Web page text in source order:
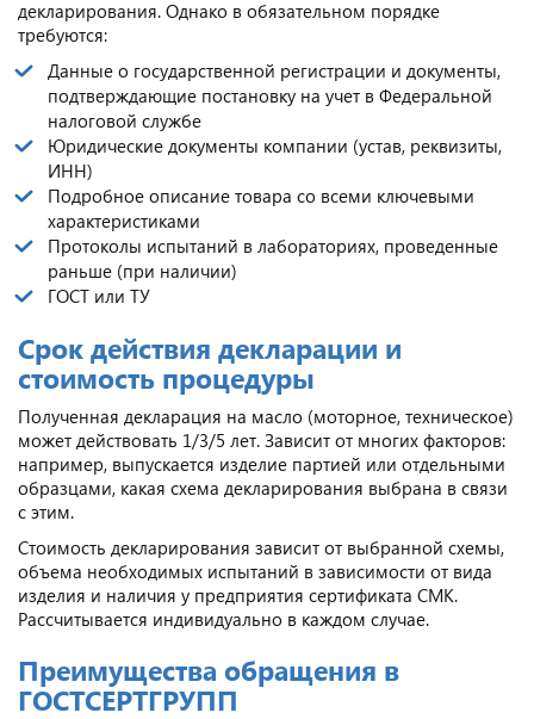
декларирования. Однако в обязательном порядке
требуются:
Данные о государственной регистрации и документы,
подтверждающие постановку на учет в Федеральной
налоговой службе
Юридические документы компании (устав, реквизиты,
ИНН)
Подробное описание товара со всеми ключевыми
характеристиками
Протоколы испытаний в лабораториях, проведенные
раньше (при наличии)
ГОСТ или ТУ
Срок действия декларации и
стоимость процедуры
Полученная декларация на масло (моторное, техническое)
может действовать 1/3/5 лет. Зависит от многих факторов:
например, выпускается изделие партией или отдельными
образцами, какая схема декларирования выбрана в связи
с этим.
Стоимость декларирования зависит от выбранной схемы,
объема необходимых испытаний в зависимости от вида
изделия и наличия у предприятия сертификата СМК.
Рассчитывается индивидуально в каждом случае.
Преимущества обращения в
ГОСТСЕРТГРУПП